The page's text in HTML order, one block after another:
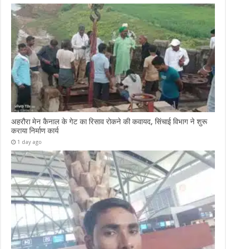
अहरौरा मेन कैनाल के गेट का रिसाव रोकने की कवायद, सिंचाई विभाग ने शुरू
कराया निर्माण कार्य
1 day ago